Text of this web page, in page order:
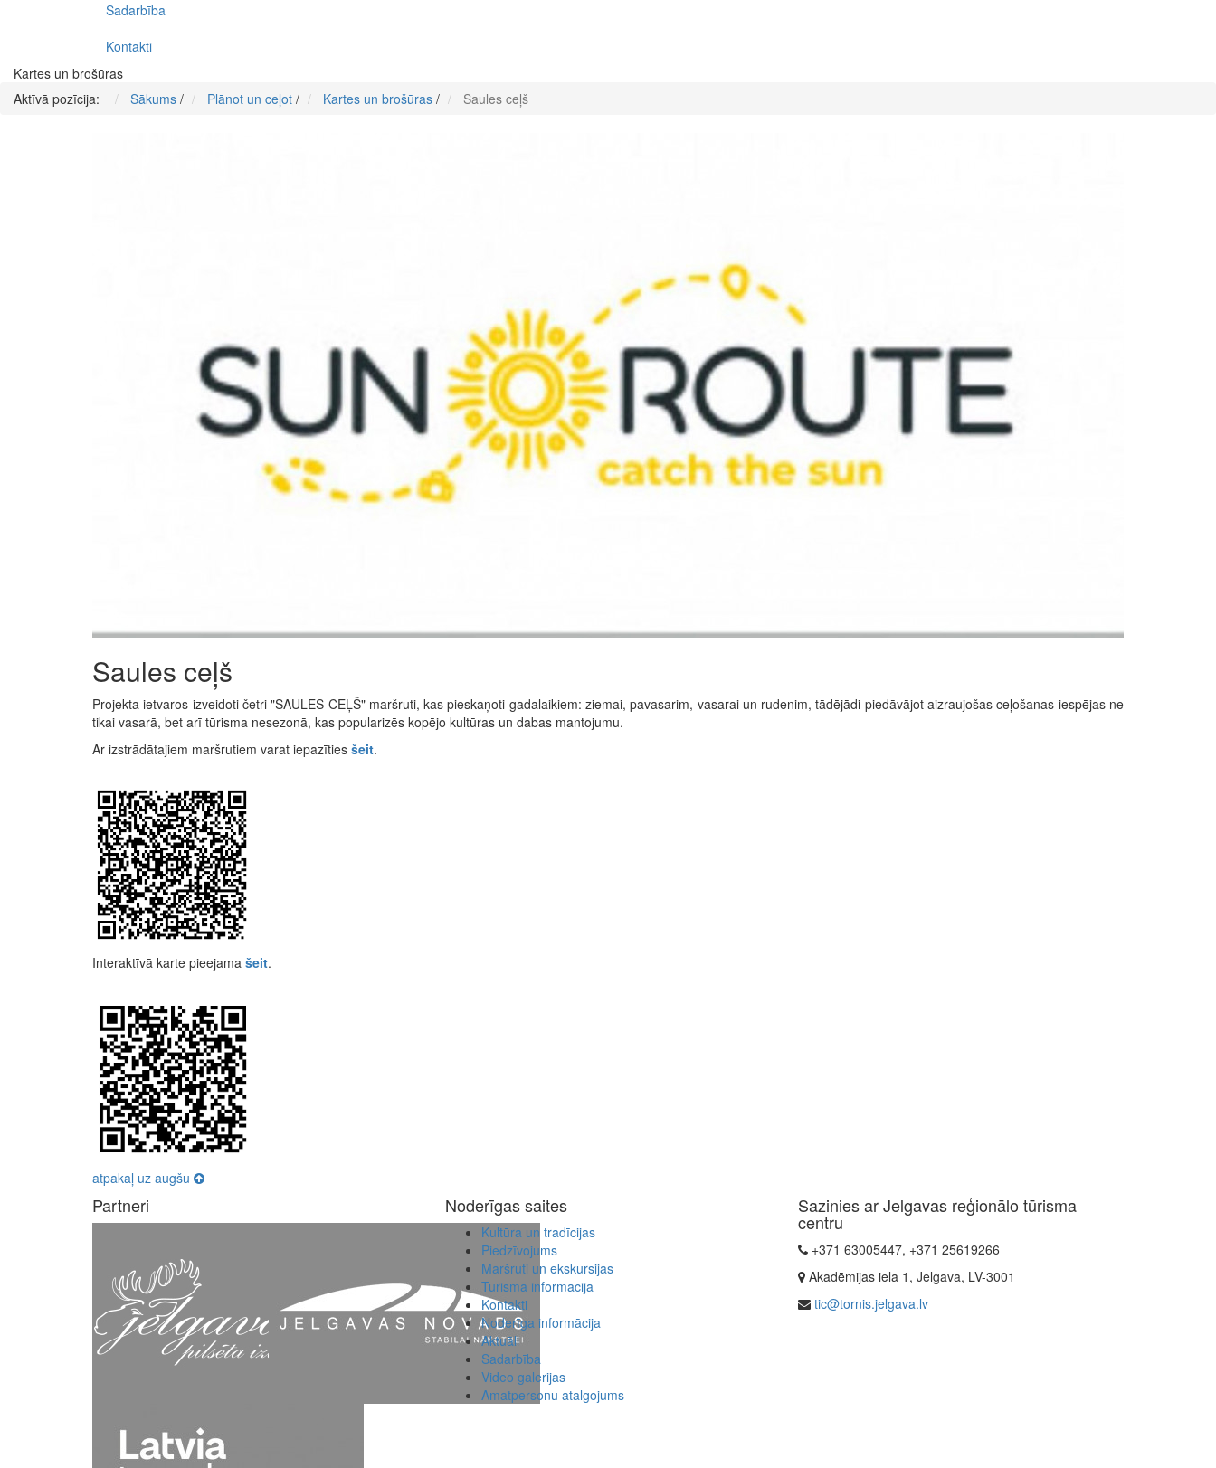
Sadarbība
Kontakti
Kartes un brošūras
Aktīvā pozīcija:
Sākums / Plānot un ceļot / Kartes un brošūras / Saules ceļš
Saules ceļš
Projekta ietvaros izveidoti četri "SAULES CEĻŠ" maršruti, kas pieskaņoti gadalaikiem: ziemai, pavasarim, vasarai un rudenim, tādējādi piedāvājot aizraujošas ceļošanas iespējas ne
tikai vasarā, bet arī tūrisma nesezonā, kas popularizēs kopējo kultūras un dabas mantojumu.
Ar izstrādātajiem maršrutiem varat iepazīties šeit.
Interaktīvā karte pieejama šeit.
atpakaļ uz augšu
Partneri Noderīgas saites
Kultūra un tradīcijas
Piedzīvojums
Maršruti un ekskursijas
Tūrisma informācija
Kontakti
Noderīga informācija
Aktuāli
Sadarbība
Video galerijas
Amatpersonu atalgojums
Sazinies ar Jelgavas reģionālo tūrisma
centru
+371 63005447, +371 25619266
Akadēmijas iela 1, Jelgava, LV-3001
tic@tornis.jelgava.lv